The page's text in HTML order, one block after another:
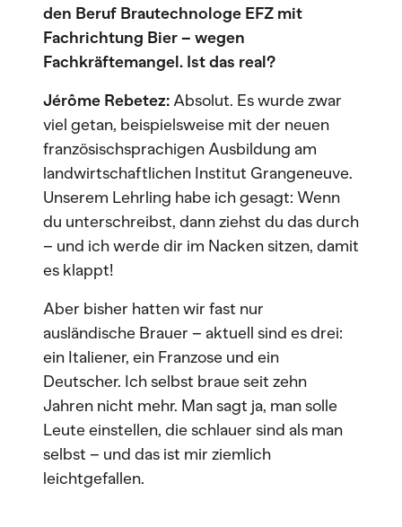
den Beruf Brautechnologe EFZ mit
Fachrichtung Bier – wegen
Fachkräftemangel. Ist das real?
Jérôme Rebetez:Absolut. Es wurde zwar
viel getan, beispielsweise mit der neuen
französischsprachigen Ausbildung am
landwirtschaftlichen Institut Grangeneuve.
Unserem Lehrling habe ich gesagt: Wenn
du unterschreibst, dann ziehst du das durch
– und ich werde dir im Nacken sitzen, damit
es klappt!
Aber bisher hatten wir fast nur
ausländische Brauer – aktuell sind es drei:
ein Italiener, ein Franzose und ein
Deutscher. Ich selbst braue seit zehn
Jahren nicht mehr. Man sagt ja, man solle
Leute einstellen, die schlauer sind als man
selbst – und das ist mir ziemlich
leichtgefallen.